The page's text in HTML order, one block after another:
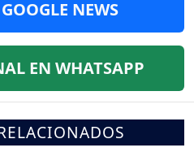
NEWS
EN WHATSAPP